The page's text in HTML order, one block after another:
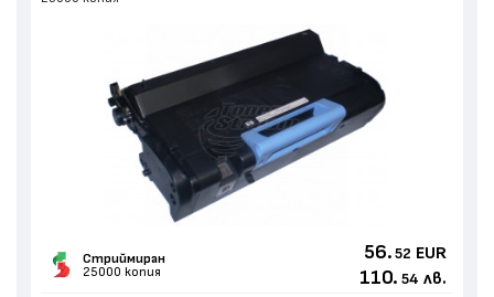
Стриймиран
25000 копия
56. 52 EUR
110. 54 лв.